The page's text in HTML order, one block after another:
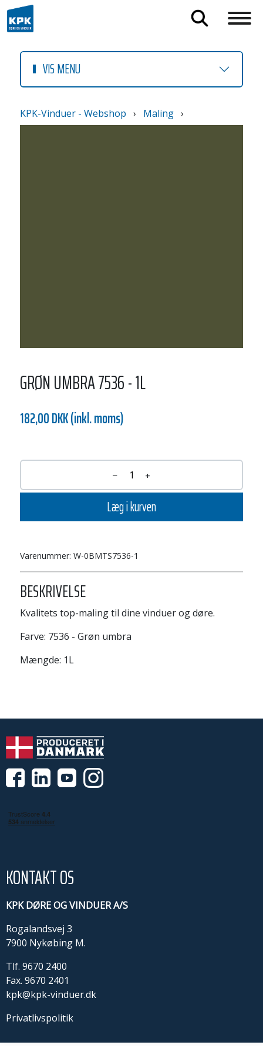
VIS MENU
KPK-Vinduer - Webshop › Maling ›
GRØN UMBRA 7536 - 1L
182,00 DKK (inkl. moms)
−
+
Læg i kurven
Varenummer: W-0BMTS7536-1
BESKRIVELSE
Kvalitets top-maling til dine vinduer og døre.
Farve: 7536 - Grøn umbra
Mængde: 1L
KONTAKT OS
KPK DØRE OG VINDUER A/S
Rogalandsvej 3
7900 Nykøbing M.
Tlf. 9670 2400
Fax. 9670 2401
kpk@kpk-vinduer.dk
Privatlivspolitik